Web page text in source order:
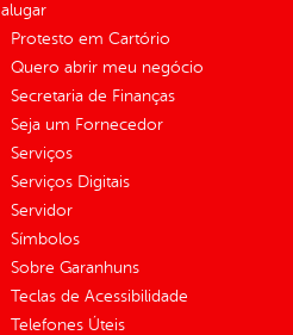
alugar
Protesto em Cartório
Quero abrir meu negócio
Secretaria de Finanças
Seja um Fornecedor
Serviços
Serviços Digitais
Servidor
Símbolos
Sobre Garanhuns
Teclas de Acessibilidade
Telefones Úteis